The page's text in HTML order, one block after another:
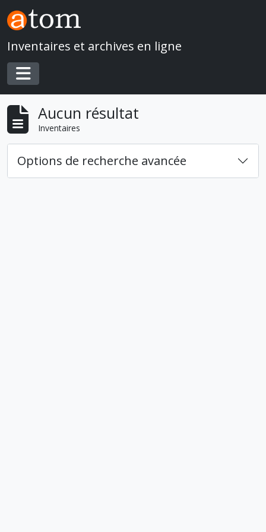
Skip to main content
Inventaires et archives en ligne
Toggle navigation
Aucun résultat
Inventaires
Options de recherche avancée